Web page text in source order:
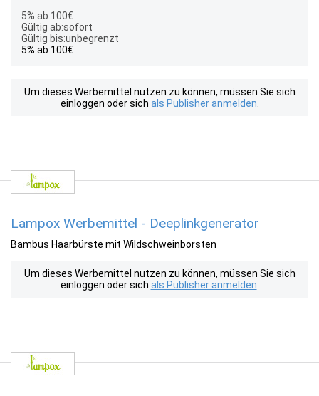
5% ab 100€
Gültig ab:sofort
Gültig bis:unbegrenzt
5% ab 100€
Um dieses Werbemittel nutzen zu können, müssen Sie sich
einloggen oder sich als Publisher anmelden
Lampox Werbemittel - Deeplinkgenerator
Bambus Haarbürste mit Wildschweinborsten
Um dieses Werbemittel nutzen zu können, müssen Sie sich
einloggen oder sich als Publisher anmelden